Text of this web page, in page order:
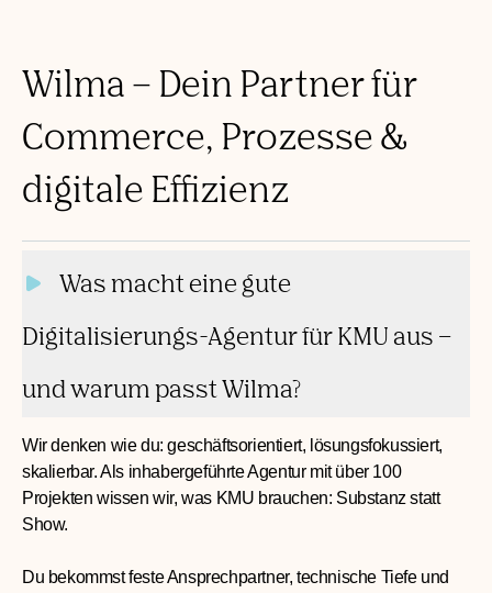
Wilma – Dein Partner für
Commerce, Prozesse &
digitale Effizienz
Was macht eine gute Digitalisierungs-
Agentur für KMU aus – und warum passt
Wilma?
Wie läuft ein Projekt bei Wilma ab?
Klar strukturiert – aber individuell. Wir starten mit Workshops
Zieldefinition und Prozessaufnahme. Dann folgt: technisches